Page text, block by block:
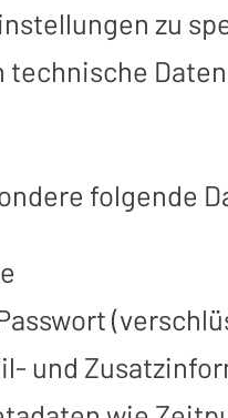
zu
technische
folgende
und